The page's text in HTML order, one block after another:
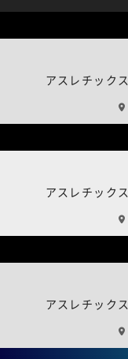
アスレチックス
アスレチックス
アスレチックス